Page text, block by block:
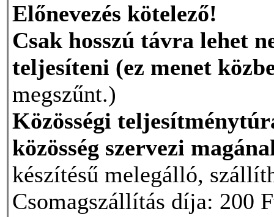
Előnevezés kötelező!
Csak hosszú távra lehet
teljesíteni (ez menet
megszűnt.)
Közösségi
közösség szervezi
készítésű melegálló,
Csomagszállítás díja: 200